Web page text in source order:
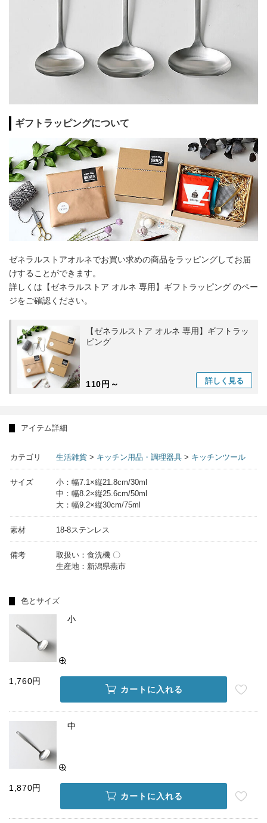
ギフトラッピングについて
ゼネラルストアオルネでお買い求めの商品をラッピングしてお届
けすることができます。
詳しくは【ゼネラルストア オルネ 専用】ギフトラッピング のペー
ジをご確認ください。
【ゼネラルストア オルネ 専用】ギフトラッ
ピング
110円～ 詳しく 見る
アイテム詳細
カテゴリ 生活雑貨 > キッチン用品・調理器具 > キッチンツール
サイズ
小：幅7.1×縦21.8cm/30ml
中：幅8.2×縦25.6cm/50ml
大：幅9.2×縦30cm/75ml
素材 18-8ステンレス
備考
取扱い：食洗機 〇
生産地：新潟県燕市
色とサイズ
小
1,760円
カートに入れる
中
1,870円
カートに入れる